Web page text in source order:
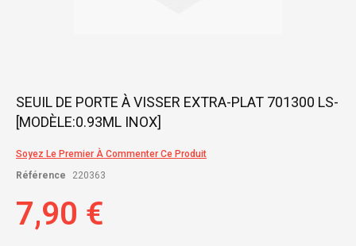
Skip
the
of
images
SEUIL DE PORTE À VISSER EXTRA-PLAT 701300 LS-
[MODÈLE:0.93ML INOX]
Soyez Le Premier À Commenter Ce Produit
Référence
220363
7,90 €